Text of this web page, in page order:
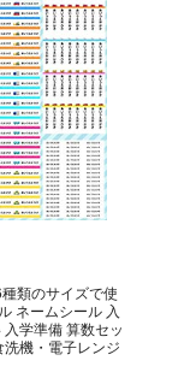
類のサイズで使
ネームシール 入
学準備 算数セッ
洗機・電子レンジ